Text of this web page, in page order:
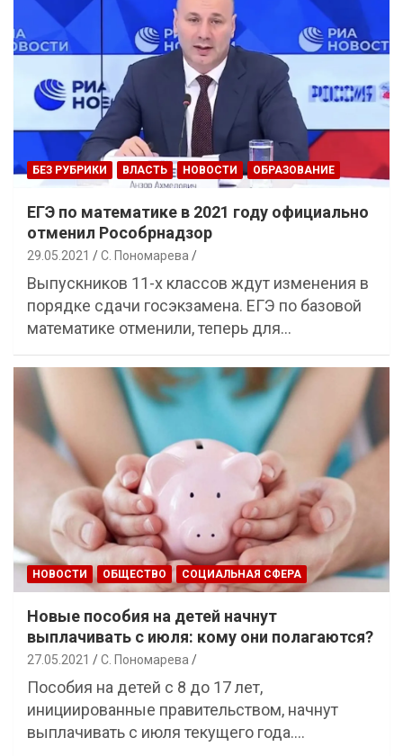
БЕЗ РУБРИКИ ВЛАСТЬ НОВОСТИ ОБРАЗОВАНИЕ
ЕГЭ по математике в 2021 году официально
отменил Рособрнадзор
29.05.2021 С. Пономарева
Выпускников 11-х классов ждут изменения в
порядке сдачи госэкзамена. ЕГЭ по базовой
математике отменили, теперь для…
НОВОСТИ ОБЩЕСТВО СОЦИАЛЬНАЯ СФЕРА
Новые пособия на детей начнут
выплачивать с июля: кому они полагаются?
27.05.2021 С. Пономарева
Пособия на детей с 8 до 17 лет,
инициированные правительством, начнут
выплачивать с июля текущего года.…